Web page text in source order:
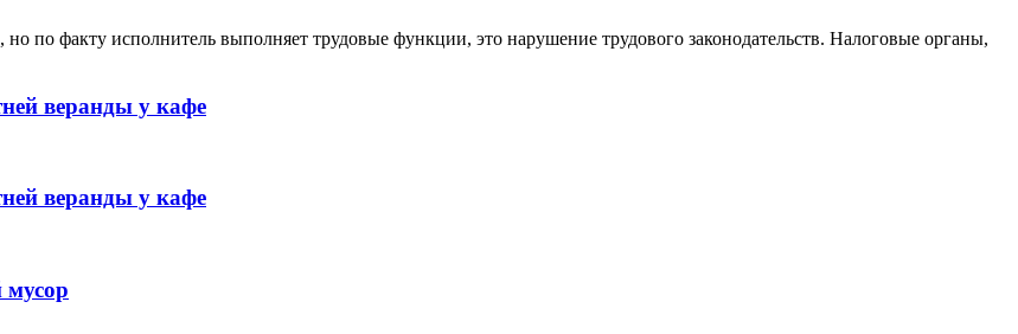
по факту исполнитель выполняет трудовые функции, это нарушение трудового законодательств. Налоговые органы,
веранды у кафе
веранды у кафе